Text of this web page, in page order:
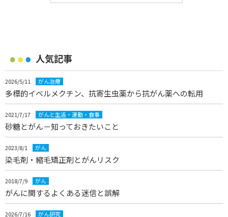
人気記事
2026/5/11 がん治療
多標的イベルメクチン、抗寄生虫薬から抗がん薬への転用
2021/7/17 がんと生活・運動・食事
砂糖とがん－知っておきたいこと
2023/8/1 がん
染毛剤・縮毛矯正剤とがんリスク
2018/7/9 がん
がんに関するよくある迷信と誤解
2026/7/16 がん研究